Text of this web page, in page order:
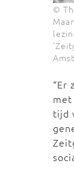
©
“Er
tijd